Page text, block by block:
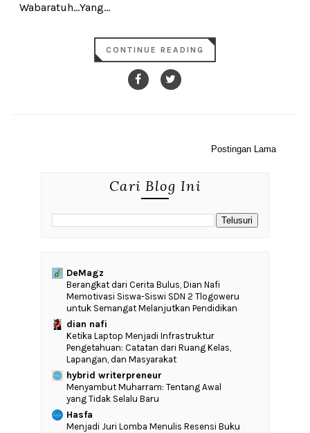
Wabaratuh...Yang...
CONTINUE READING
Postingan Lama
Cari Blog Ini
DeMagz
‎Berangkat dari Cerita Bulus, Dian Nafi
Memotivasi Siswa-Siswi SDN 2 Tlogoweru
untuk Semangat Melanjutkan Pendidikan
dian nafi
Ketika Laptop Menjadi Infrastruktur
Pengetahuan: Catatan dari Ruang Kelas,
Lapangan, dan Masyarakat
hybrid writerpreneur
Menyambut Muharram: Tentang Awal
yang Tidak Selalu Baru
Hasfa
Menjadi Juri Lomba Menulis Resensi Buku